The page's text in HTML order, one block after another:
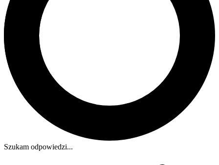
Szukam odpowiedzi...